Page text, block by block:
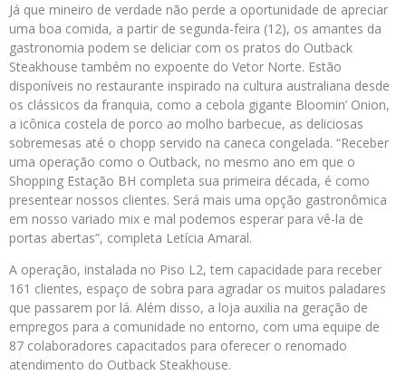
Já que mineiro de verdade não perde a oportunidade de apreciar
uma boa comida, a partir de segunda-feira (12), os amantes da
gastronomia podem se deliciar com os pratos do Outback
Steakhouse também no expoente do Vetor Norte. Estão
disponíveis no restaurante inspirado na cultura australiana desde
os clássicos da franquia, como a cebola gigante Bloomin’ Onion,
a icônica costela de porco ao molho barbecue, as deliciosas
sobremesas até o chopp servido na caneca congelada. “Receber
uma operação como o Outback, no mesmo ano em que o
Shopping Estação BH completa sua primeira década, é como
presentear nossos clientes. Será mais uma opção gastronômica
em nosso variado mix e mal podemos esperar para vê-la de
portas abertas”, completa Letícia Amaral.
A operação, instalada no Piso L2, tem capacidade para receber
161 clientes, espaço de sobra para agradar os muitos paladares
que passarem por lá. Além disso, a loja auxilia na geração de
empregos para a comunidade no entorno, com uma equipe de
87 colaboradores capacitados para oferecer o renomado
atendimento do Outback Steakhouse.